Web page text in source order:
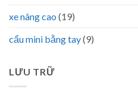
xe nâng cao (19)
cẩu mini bằng tay(9)
LƯU TRỮ